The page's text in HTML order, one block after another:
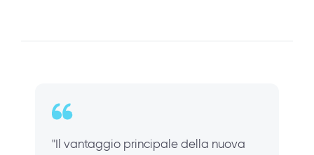
"Il vantaggio principale della nuova